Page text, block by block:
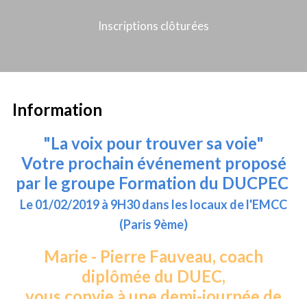
Inscriptions clôturées
Information
"La voix pour trouver sa voie"
Votre prochain événement proposé
par le groupe Formation du DUCPEC
Le 01/02/2019 à 9H30 dans les locaux de l'EMCC
(Paris 9ème)
Marie - Pierre Fauveau, coach
diplômée du DUEC,